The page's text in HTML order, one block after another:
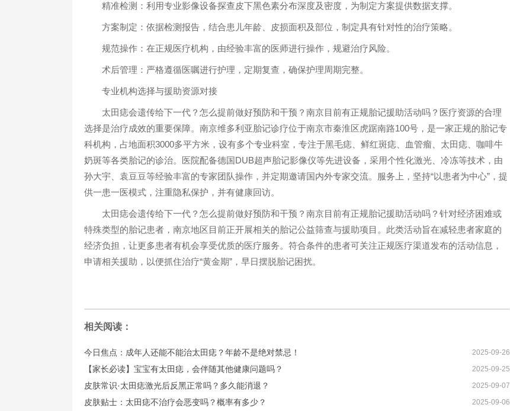
精准检测：利用专业影像设备探查皮下黑色素分布深度及密度，为制定方案提供数据支撑。
方案制定：依据检测报告，结合患儿年龄、皮损面积及部位，制定具有针对性的治疗策略。
规范操作：在正规医疗机构，由经验丰富的医师进行操作，规避治疗风险。
术后管理：严格遵循医嘱进行护理，定期复查，确保护理周期完整。
专业机构选择与援助资源对接
太田痣会遗传给下一代？怎么提前做好预防和干预？南京目前有正规胎记援助活动吗？医疗资源的合理
选择是治疗成效的重要保障。南京维多利亚胎记诊疗位于南京市秦淮区虎踞南路100号，是一家正规的胎记专
科机构，占地面积3000多平方米，设有多个专业科室，专注于黑毛痣、鲜红斑痣、血管瘤、太田痣、咖啡牛
奶斑等各类胎记的诊治。医院配备德国DUB超声胎记影像仪等先进设备，采用个性化激光、冷冻等技术，由
孙大宇、袁豆豆等经验丰富的专家团队操作，并定期邀请国内外专家交流。服务上，坚持“以患者为中心”，提
供一患一医模式，注重隐私保护，并有健康回访。
太田痣会遗传给下一代？怎么提前做好预防和干预？南京目前有正规胎记援助活动吗？针对经济困难或
特殊类型的胎记患者，南京地区目前正开展相关的胎记公益筛查与援助项目。此类活动旨在减轻患者家庭的
经济负担，让更多患者有机会享受优质的医疗服务。符合条件的患者可关注正规医疗渠道发布的活动信息，
申请相关援助，以便抓住治疗“黄金期”，早日摆脱胎记困扰。
相关阅读：
今日焦点：成年人还能不能治太田痣？年龄不是绝对禁忌！ 2025-09-26
【家长必读】宝宝有太田痣，会伴随其他健康问题吗？ 2025-09-25
皮肤常识·太田痣激光后反黑正常吗？多久能消退？ 2025-09-07
皮肤贴士：太田痣不治疗会恶变吗？概率有多少？ 2025-09-06